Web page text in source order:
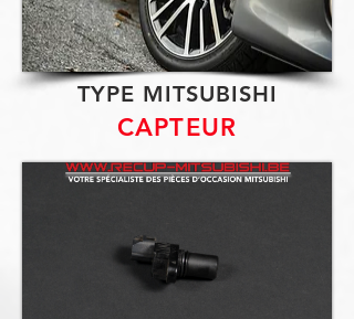
TYPE MITSUBISHI
CAPTEUR